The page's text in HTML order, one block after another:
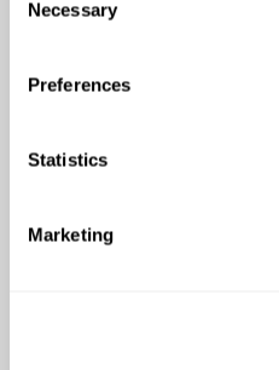
Selection
Necessary
Preferences
Statistics
Marketing